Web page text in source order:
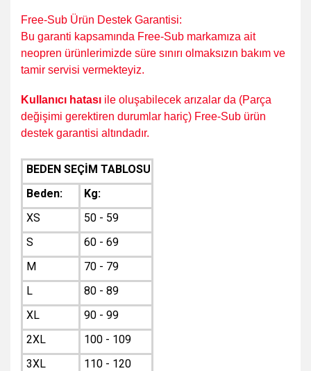
Free-Sub Ürün Destek Garantisi:
Bu garanti kapsamında Free-Sub markamıza ait
neopren ürünlerimizde süre sınırı olmaksızın bakım ve
tamir servisi vermekteyiz.
Kullanıcı hatası ile oluşabilecek arızalar da (Parça
değişimi gerektiren durumlar hariç) Free-Sub ürün
destek garantisi altındadır.
BEDEN SEÇİM TABLOSU
Beden:
Kg:
XS
50 - 59
S
60 - 69
M
70 - 79
L
80 - 89
XL
90 - 99
2XL
100 - 109
3XL
110 - 120